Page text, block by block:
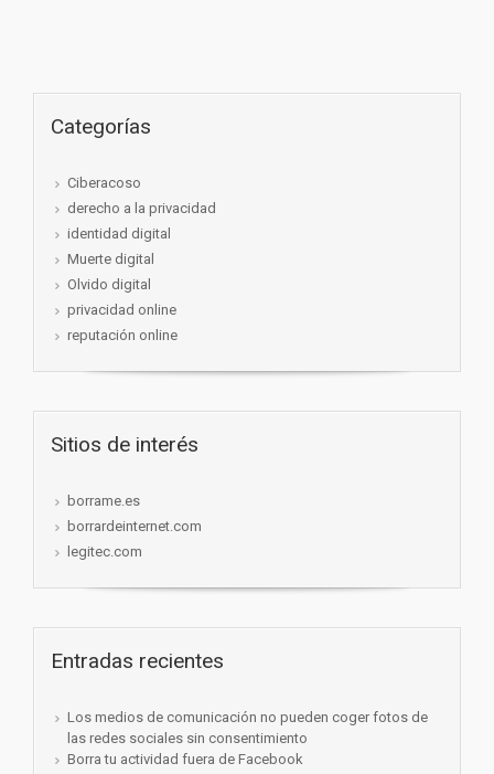
Categorías
Ciberacoso
derecho a la privacidad
identidad digital
Muerte digital
Olvido digital
privacidad online
reputación online
Sitios de interés
borrame.es
borrardeinternet.com
legitec.com
Entradas recientes
Los medios de comunicación no pueden coger fotos de
las redes sociales sin consentimiento
Borra tu actividad fuera de Facebook